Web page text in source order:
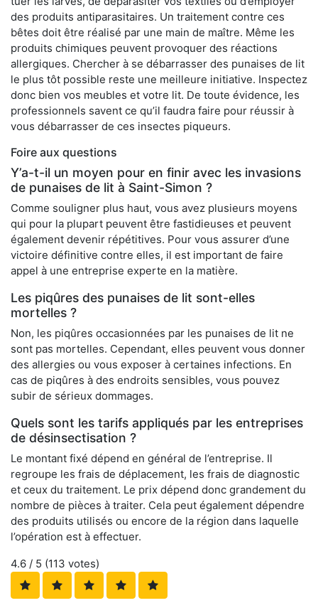
des produits antiparasitaires. Un traitement contre ces
bêtes doit être réalisé par une main de maître. Même les
produits chimiques peuvent provoquer des réactions
allergiques. Chercher à se débarrasser des punaises de lit
le plus tôt possible reste une meilleure initiative. Inspectez
donc bien vos meubles et votre lit. De toute évidence, les
professionnels savent ce qu’il faudra faire pour réussir à
vous débarrasser de ces insectes piqueurs.
Foire aux questions
Y’a-t-il un moyen pour en finir avec les invasions
de punaises de lit à Saint-Simon ?
Comme souligner plus haut, vous avez plusieurs moyens
qui pour la plupart peuvent être fastidieuses et peuvent
également devenir répétitives. Pour vous assurer d’une
victoire définitive contre elles, il est important de faire
appel à une entreprise experte en la matière.
Les piqûres des punaises de lit sont-elles
mortelles ?
Non, les piqûres occasionnées par les punaises de lit ne
sont pas mortelles. Cependant, elles peuvent vous donner
des allergies ou vous exposer à certaines infections. En
cas de piqûres à des endroits sensibles, vous pouvez
subir de sérieux dommages.
Quels sont les tarifs appliqués par les entreprises
de désinsectisation ?
Le montant fixé dépend en général de l’entreprise. Il
regroupe les frais de déplacement, les frais de diagnostic
et ceux du traitement. Le prix dépend donc grandement du
nombre de pièces à traiter. Cela peut également dépendre
des produits utilisés ou encore de la région dans laquelle
l’opération est à effectuer.
4.6 / 5 (113 votes)